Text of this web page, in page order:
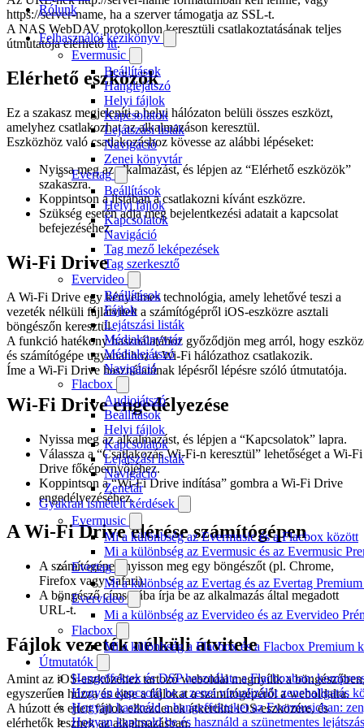
Rólunk
Felhasználói kézikönyv
Evermusic
Beállítások
Hanglejátszó
Helyi fájlok
Kapcsolatok
Lejátszási listák
Navigáció
Zenei könyvtár
Evertag
Beállítások
Helyi fájlok
Kapcsolatok
Navigáció
Tag mező leképezések
Tag szerkesztő
Evervideo
Beállítások
Fájlok
Lejátszási listák
Médiakönyvtár
Médialejátszó
Navigáció
Flacbox
Audiojátszó
Beállítások
Helyi fájlok
Kapcsolatok
Lejátszási listák
Navigáció
Zenetár
Gyakran ismételt kérdések
Evermusic
Mi a különbség az Evermusic és a Flacbox között
Mi a különbség az Evermusic és az Evermusic
Evertag
Mi a különbség az Evertag és az Evertag
Evervideo
Mi a különbség az Evervideo és az Evervideo
Flacbox
Mi a különbség a Flacbox és a Flacbox Premium
Útmutatók
Hangeffektek és DSP használata a Flacboxban:
Hogyan kapcsold be a zenei vizualizálót zenehallgatás
Hogyan használd a hangeffekteket az Evermusicban:
Hogyan kapcsold be és használd a szünetmentes
https://server-name, ha a szerver támogatja az SSL-t.
A NAS WebDAV protokollon keresztüli csatlakoztatásának teljes
útmutatója elérhetőitt.
Elérhető eszközök
Ez a szakasz megjeleníti a helyi hálózaton belüli összes eszközt,
amelyhez csatlakozhat az alkalmazáson keresztül.
Eszközhöz való csatlakozáshoz kövesse az alábbi lépéseket:
Nyissa meg az alkalmazást, és lépjen az “Elérhető eszközök”
szakaszra.
Koppintson a listában a csatlakozni kívánt eszközre.
Szükség esetén adja meg bejelentkezési adatait a kapcsolat
befejezéséhez.
Wi-Fi Drive
A Wi-Fi Drive egy kényelmes technológia, amely lehetővé teszi a
vezeték nélküli fájlátvitelt a számítógépről iOS-eszközre asztali
böngészőn keresztül.
A funkció hatékony használatához győződjön meg arról, hogy
és számítógépe ugyanahhoz a Wi-Fi hálózathoz csatlakozik.
Íme a Wi-Fi Drive használatának lépésről lépésre szóló útmutatója.
Wi-Fi Drive engedélyezése
Nyissa meg az alkalmazást, és lépjen a “Kapcsolatok” lapra.
Válassza a “Csatlakozás Wi-Fi-n keresztül” lehetőséget a Wi-Fi
Drive főképernyőjéhez.
Koppintson a “Wi-Fi Drive indítása” gombra a Wi-Fi Drive
engedélyezéséhez.
A Wi-Fi Drive elérése számítógépen
A számítógépen nyisson meg egy böngészőt (pl. Chrome,
Firefox vagy Safari).
A böngésző címsorába írja be az alkalmazás által megadott
URL-t.
Fájlok vezeték nélküli átvitele
Amint az iOS-eszközéhez tartozó weboldal megnyílik a
egyszerűen húzza és ejtse a fájlokat a számítógépéről a weboldalra.
A húzott és ejtett fájlok elkezdenek átkerülni iOS-eszközére, és
elérhetők lesznek az alkalmazásban.